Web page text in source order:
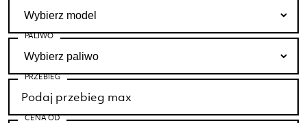
PALIWO
PRZEBIEG
CENA OD